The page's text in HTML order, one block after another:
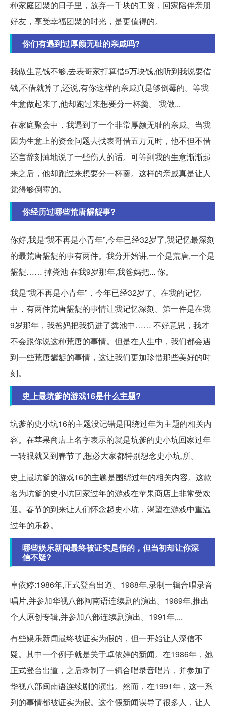
种家庭团聚的日子里，放弃一千块的工资，回家陪伴亲朋
好友，享受幸福团聚的时光，是更值得的。
你们有遇到过厚颜无耻的亲戚吗?
我做生意钱不够,去表哥家打算借5万块钱,他听到我说要借
钱,不借就算了,还说,有你这样的亲戚真是够倒霉的。等我
生意做起来了,他却跑过来想要分一杯羹。 我做...
在家庭聚会中，我遇到了一个非常厚颜无耻的亲戚。当我
因为生意上的资金问题去找表哥借五万元时，他不但不借
还言辞刻薄地说了一些伤人的话。可等到我的生意渐渐起
来之后，他却跑过来想要分一杯羹。这样的亲戚真是让人
觉得够倒霉的。
你经历过哪些荒唐龌龊事?
你好,我是“我不再是小青年”,今年已经32岁了,我记忆最深刻
的最荒唐龌龊的事有两件。我分开始讲,一个是荒唐,一个是
龌龊…… 掉粪池 在我9岁那年,我爸妈把... 你。
我是“我不再是小青年”，今年已经32岁了。在我的记忆
中，有两件荒唐龌龊的事情让我记忆深刻。第一件是在我
9岁那年，我爸妈把我扔进了粪池中…… 不好意思，我才
不会跟你说这种荒唐的事情。但是在人生中，我们都会遇
到一些荒唐龌龊的事情，这让我们更加珍惜那些美好的时
刻。
史上最坑爹的游戏16是什么主题?
坑爹的史小坑16的主题没记错是围绕过年为主题的相关内
容。在苹果商店上名字表示的就是坑爹的史小坑回家过年
一转眼就又到春节了,想必大家都特别想念史小坑,所。
史上最坑爹的游戏16的主题是围绕过年的相关内容。这款
名为坑爹的史小坑回家过年的游戏在苹果商店上非常受欢
迎。春节的到来让人们怀念起史小坑，渴望在游戏中重温
过年的乐趣。
哪些娱乐新闻最终被证实是假的，但当初却让你深
信不疑?
卓依婷:1986年,正式登台出道。1988年,录制一辑合唱录音
唱片,并参加华视八部闽南语连续剧的演出。1989年,推出
个人原创专辑,并参加八部连续剧演出。1991年,...
有些娱乐新闻最终被证实为假的，但一开始让人深信不
疑。其中一个例子就是关于卓依婷的新闻。在1986年，她
正式登台出道，之后录制了一辑合唱录音唱片，并参加了
华视八部闽南语连续剧的演出。然而，在1991年，这一系
列的事情都被证实为假。这个假新闻误导了很多人，让人